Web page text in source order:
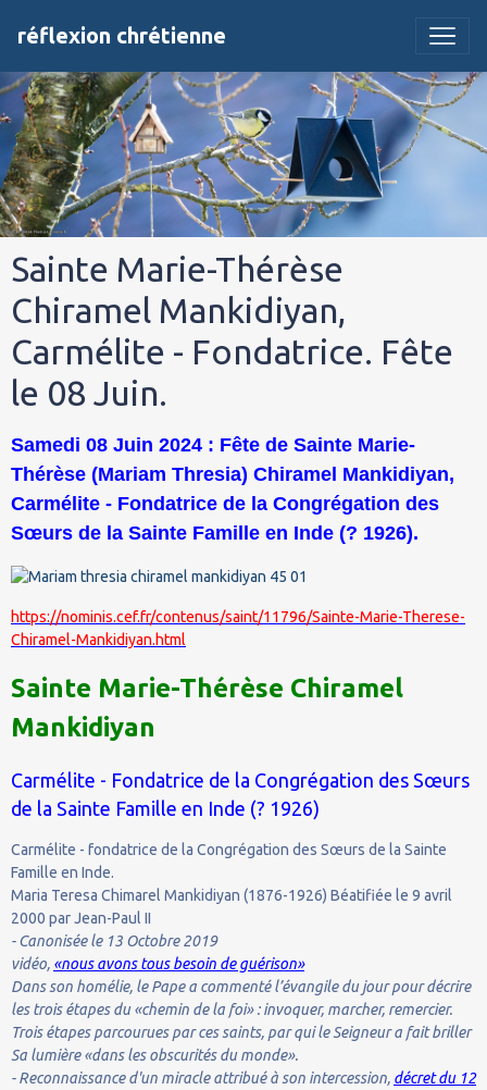
réflexion chrétienne
Sainte Marie-Thérèse
Chiramel Mankidiyan,
Carmélite - Fondatrice. Fête
le 08 Juin.
Samedi 08 Juin 2024 : Fête de Sainte Marie-
Thérèse (Mariam Thresia) Chiramel Mankidiyan,
Carmélite - Fondatrice de la Congrégation des
Sœurs de la Sainte Famille en Inde (? 1926).
https://nominis.cef.fr/contenus/saint/11796/Sainte-Marie-Therese-
Chiramel-Mankidiyan.html
Sainte Marie-Thérèse Chiramel
Mankidiyan
Carmélite - Fondatrice de la Congrégation des Sœurs
de la Sainte Famille en Inde (? 1926)
Carmélite - fondatrice de la Congrégation des Sœurs de la Sainte
Famille en Inde.
Maria Teresa Chimarel Mankidiyan (1876-1926) Béatifiée le 9 avril
2000 par Jean-Paul II
- Canonisée le 13 Octobre 2019
vidéo, «nous avons tous besoin de guérison»
Dans son homélie, le Pape a commenté l’évangile du jour pour décrire
les trois étapes du «chemin de la foi» : invoquer, marcher, remercier.
Trois étapes parcourues par ces saints, par qui le Seigneur a fait briller
Sa lumière «dans les obscurités du monde».
- Reconnaissance d'un miracle attribué à son intercession, décret du 12